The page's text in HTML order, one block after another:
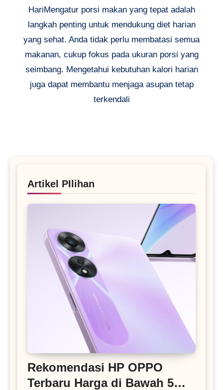
HariMengatur porsi makan yang tepat adalah
langkah penting untuk mendukung diet harian
yang sehat. Anda tidak perlu membatasi semua
makanan, cukup fokus pada ukuran porsi yang
seimbang. Mengetahui kebutuhan kalori harian
juga dapat membantu menjaga asupan tetap
terkendali
Artikel PIlihan
Rekomendasi HP OPPO
Terbaru Harga di Bawah 5